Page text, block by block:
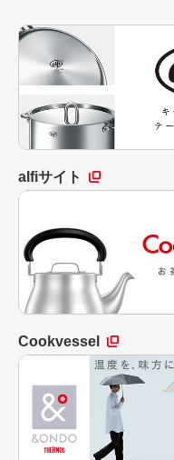
alfiサイト
Cookvessel